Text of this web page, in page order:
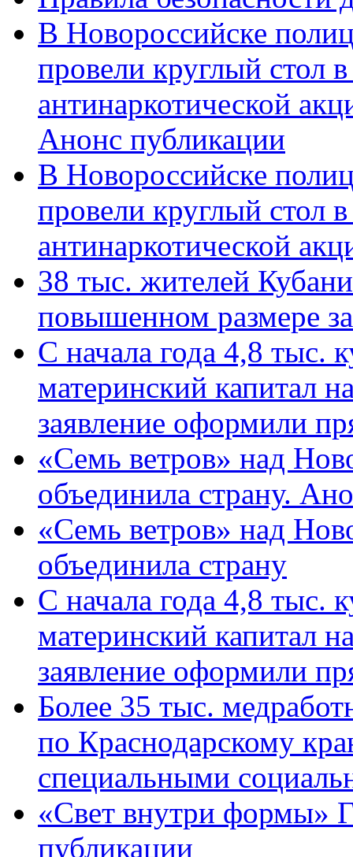
В Новороссийске
провели круглый стол
антинаркотической
Анонс публикации
В Новороссийске
провели круглый стол
антинаркотической
38 тыс. жителей
повышенном размере
С начала года 4,8 тыс.
материнский капитал
заявление оформили
«Семь ветров» над
объединила страну.
«Семь ветров» над
объединила страну
С начала года 4,8 тыс.
материнский капитал
заявление оформили
Более 35 тыс.
по Краснодарскому
специальными
«Свет внутри формы»
публикации